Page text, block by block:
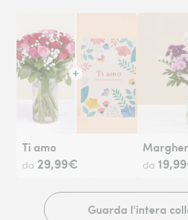
Ti amo
da 29,99€ da
Guarda l'intera